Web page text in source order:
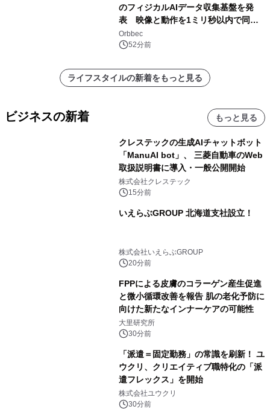
のフィジカルAIデータ収集基盤を発
表 映像と動作を1ミリ秒以内で同
期、約200グラムの試作機をROSCon
JP 2026で実演
Orbbec
52分前
ライフスタイルの新着をもっと見る
ビジネスの新着 もっと見る
クレステックの生成AIチャットボット
「ManuAI bot」、 三菱自動車のWeb
取扱説明書に導入・一般公開開始
株式会社クレステック
15分前
いえらぶGROUP 北海道支社設立！
株式会社いえらぶGROUP
20分前
FPPによる皮膚のコラーゲン産生促進
と微小循環改善を報告 肌の老化予防に
向けた新たなインナーケアの可能性
大里研究所
30分前
「派遣＝固定勤務」の常識を刷新！ ユ
ウクリ、クリエイティブ職特化の「派
遣フレックス」を開始
株式会社ユウクリ
30分前